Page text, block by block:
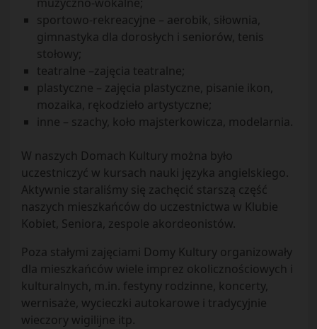
sportowo-rekreacyjne – aerobik, siłownia,
gimnastyka dla dorosłych i seniorów, tenis
stołowy;
teatralne –zajęcia teatralne;
plastyczne – zajęcia plastyczne, pisanie ikon,
mozaika, rękodzieło artystyczne;
inne – szachy, koło majsterkowicza, modelarnia.
W naszych Domach Kultury można było
uczestniczyć w kursach nauki języka angielskiego.
Aktywnie staraliśmy się zachęcić starszą część
naszych mieszkańców do uczestnictwa w Klubie
Kobiet, Seniora, zespole akordeonistów.
Poza stałymi zajęciami Domy Kultury organizowały
dla mieszkańców wiele imprez okolicznościowych i
kulturalnych, m.in. festyny rodzinne, koncerty,
wernisaże, wycieczki autokarowe i tradycyjnie
wieczory wigilijne itp.